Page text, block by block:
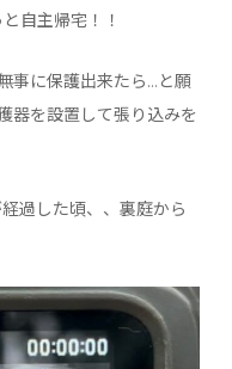
自主帰宅！！
事に保護出来たら…と願
器を設置して張り込みを
過した頃、、裏庭から